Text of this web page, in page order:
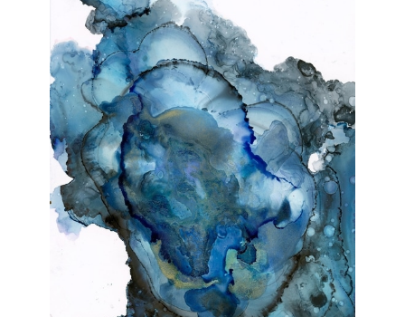
2019